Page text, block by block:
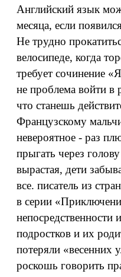
Английский язык
месяца, если
Не трудно
велосипеде, когда
требует сочинение
не проблема войти в
что станешь
Французскому
невероятное - раз
прыгать через
вырастая, дети
все. писатель из
в серии
непосредственности
подростков и их
потеряли «весенних
роскошь говорить